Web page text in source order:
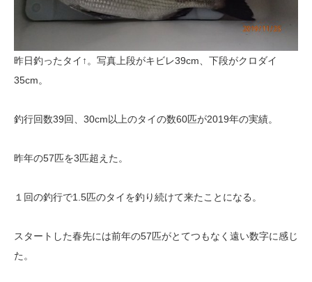
昨日釣ったタイ↑。写真上段がキビレ39cm、下段がクロダイ
35cm。
釣行回数39回、30cm以上のタイの数60匹が2019年の実績。
昨年の57匹を3匹超えた。
１回の釣行で1.5匹のタイを釣り続けて来たことになる。
スタートした春先には前年の57匹がとてつもなく遠い数字に感じ
た。